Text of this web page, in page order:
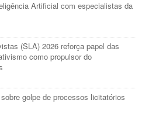
Artificial com especialistas da
(SLA) 2026 reforça papel das
como propulsor do
golpe de processos licitatórios